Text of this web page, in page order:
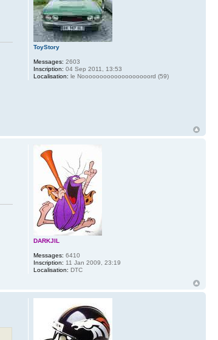
ToyStory
Messages: 2603
Inscription: 04 Sep 2011, 13:53
Localisation: le Nooooooooooooooooooord (59)
DARKJIL
Messages: 6410
Inscription: 11 Jan 2009, 23:19
Localisation: DTC